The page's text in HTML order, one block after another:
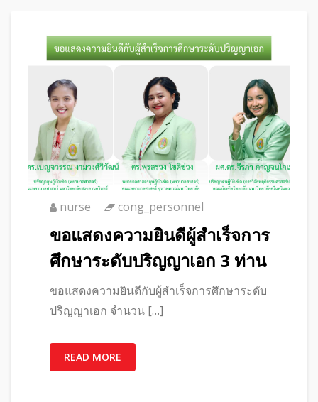
nurse cong_personnel
ขอแสดงความยินดีผู้สำเร็จการ
ศึกษาระดับปริญญาเอก 3 ท่าน
ขอแสดงความยินดีกับผู้สำเร็จการศึกษาระดับ
ปริญญาเอก จำนวน […]
READ MORE